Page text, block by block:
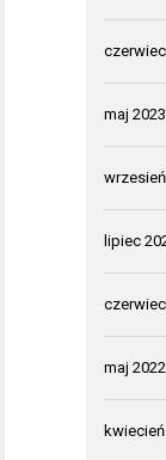
maj 2023
lipiec
maj 2022